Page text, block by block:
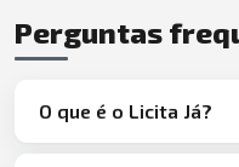
Perguntas
O que é o Licita Já?